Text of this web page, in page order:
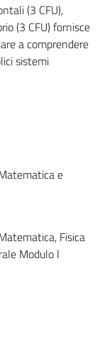
(3 CFU),
(3 CFU) fornisce
a comprendere
sistemi
e
Fisica
Modulo I